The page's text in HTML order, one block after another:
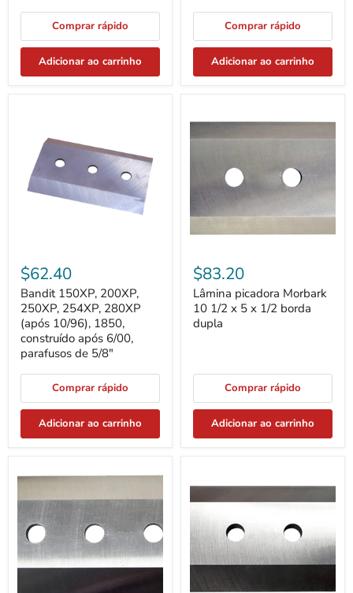
Comprar rápido
Adicionar ao carrinho
Comprar rápido
Adicionar ao carrinho
200XP,
250XP,
254XP,
280XP
(após
10/96),
de
5/8"
$62.40
Bandit 150XP, 200XP,
250XP, 254XP, 280XP
(após 10/96), 1850,
construído após 6/00,
parafusos de 5/8"
Comprar rápido
Adicionar ao carrinho
picadora
Morbark
x
borda
dupla
$83.20
Lâmina picadora Morbark
10 1/2 x 5 x 1/2 borda
dupla
Comprar rápido
Adicionar ao carrinho
picadora
Woodchuck
WC17
7,2
x
3/8
Morbark
18,
2400XL